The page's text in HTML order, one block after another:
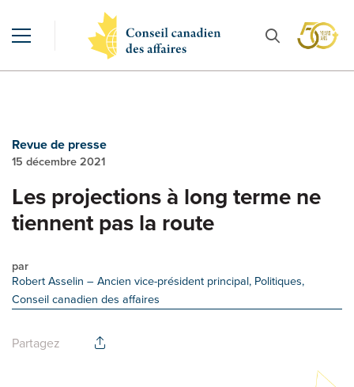
Revue de presse
15 décembre 2021
Les projections à long terme ne
tiennent pas la route
par
Robert Asselin – Ancien vice-président principal, Politiques,
Conseil canadien des affaires
Partagez